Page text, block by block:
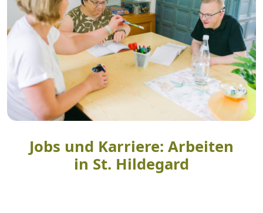
Jobs und Karriere:​​​​​​​​​​​​​​ Arbeiten
in St. Hildegard